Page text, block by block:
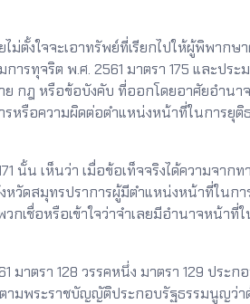
งใจจะเอาทรัพย์ที่เรียกไปให้ผู้พิพากษา
รทุจริต พ.ศ. 2561 มาตรา 175 และประ
ย กฎ หรือข้อบังคับ ที่ออกโดยอาศัยอำนา
หรือความผิดต่อตำแหน่งหน้าที่ในการยุติ
เห็นว่า เมื่อข้อเท็จจริงได้ความจากท
หวัดสมุทรปราการผู้มีตำแหน่งหน้าที่ในก
เชื่อหรือเข้าใจว่าจำเลยมีอำนาจหน้าที่ใ
ตรา 128 วรรคหนึ่ง มาตรา 129 ประก
ตามพระราชบัญญัติประกอบรัฐธรรมนูญว่า